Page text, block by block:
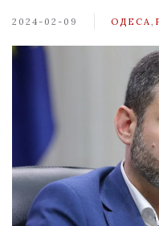
2024-02-09 ОДЕСА